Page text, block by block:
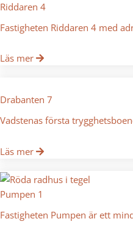
Riddaren 4
Fastigheten Riddaren 4 med
Läs mer
Drabanten 7
Vadstenas första
Läs mer
Pumpen 1
Fastigheten Pumpen är ett